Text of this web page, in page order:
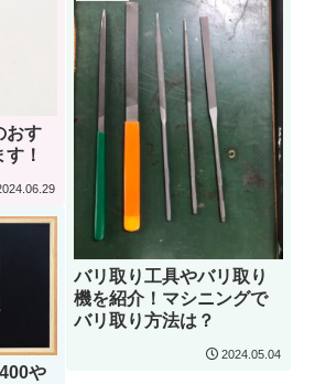
おす
！
バリ取り工具やバリ取り
機を紹介！マシニングで
バリ取り方法は？
2024.05.04
や